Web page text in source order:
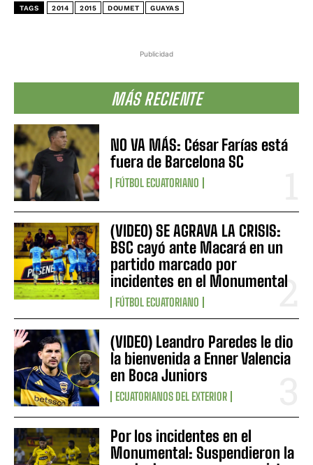
Publicidad
MÁS RECIENTE
NO VA MÁS: César Farías está
fuera de Barcelona SC
FÚTBOL ECUATORIANO
(VIDEO) SE AGRAVA LA CRISIS:
BSC cayó ante Macará en un
partido marcado por
incidentes en el Monumental
FÚTBOL ECUATORIANO
(VIDEO) Leandro Paredes le dio
la bienvenida a Enner Valencia
en Boca Juniors
ECUATORIANOS DEL EXTERIOR
Por los incidentes en el
Monumental: Suspendieron la
TAGS 2014 2015 DOUMET GUAYAS